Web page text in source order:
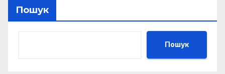
Пошук
Пошук